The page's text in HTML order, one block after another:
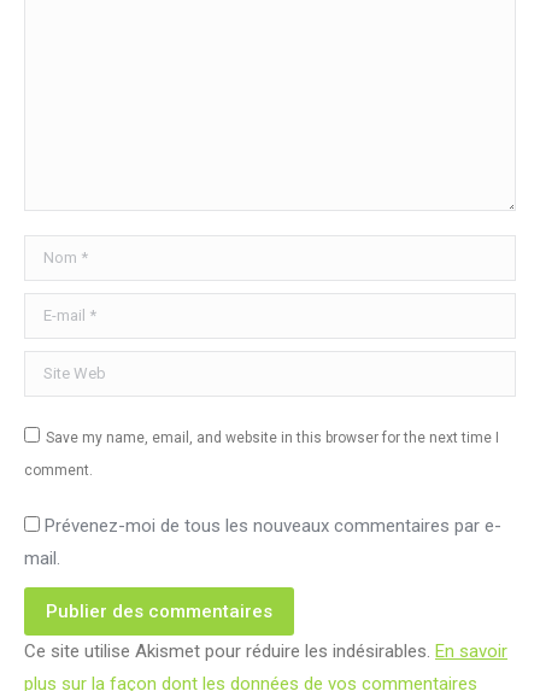
Nom *
E-mail *
Site Web
Save my name, email, and website in this browser for the next time I
comment.
Prévenez-moi de tous les nouveaux commentaires par e-
mail.
Publier des commentaires
Ce site utilise Akismet pour réduire les indésirables. En savoir
plus sur la façon dont les données de vos commentaires